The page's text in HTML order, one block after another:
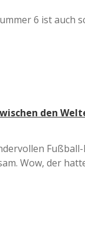
6 ist auch
den
Wow, der